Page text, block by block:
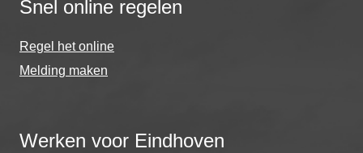
Snel online regelen
Regel het online
Melding maken
Werken voor Eindhoven